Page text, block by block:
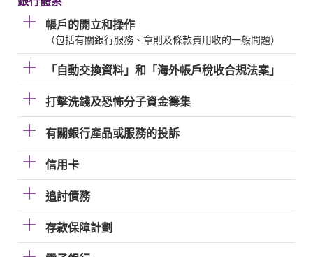
帳戶的開立和操作
（包括有關銀行服務、章則及條款費用收的一般問題）
「自動交換資料」和「海外帳戶稅收合規法案」
打擊洗錢及恐怖分子資金籌集
有關銀行產品或服務的投訴
信用卡
追討債務
存款保障計劃